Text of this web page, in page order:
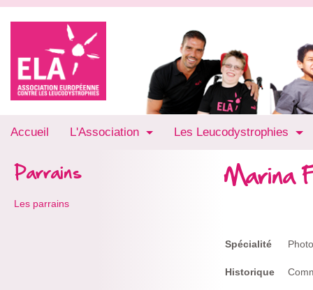
Accueil L'Association Les Leucodystrophies
Parrains
Les parrains
Marina
Spécialité
Historique